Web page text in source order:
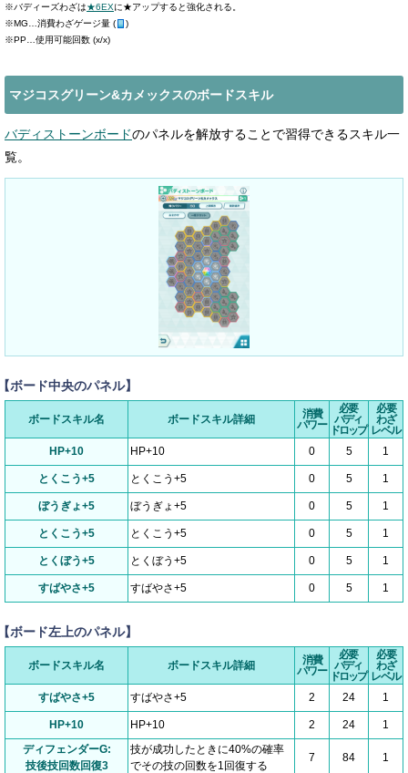
※バディーズわざは★6EXに★アップすると強化される。
※MG…消費わざゲージ量 (
)
※PP…使用可能回数 (x/x)
マジコスグリーン&カメックスのボードスキル
バディストーンボードのパネルを解放することで習得できるスキル一
覧。
ボード中央のパネル】
ボードスキル名 ボードスキル詳細
消費
パワー
必要
バディ
ドロップ
必要
わざ
レベル
HP+10
HP+10 0 5 1
とくこう+5 とくこう+5 0 5 1
ぼうぎょ+5 ぼうぎょ+5 0 5 1
とくこう+5 とくこう+5 0 5 1
とくぼう+5 とくぼう+5 0 5 1
すばやさ+5 すばやさ+5 0 5 1
ボード左上のパネル】
ボードスキル名 ボードスキル詳細
消費
パワー
必要
バディ
ドロップ
必要
わざ
レベル
すばやさ+5
すばやさ+5 2 24 1
HP+10 HP+10 2 24
1
ディフェンダーG:
技後技回数回復3
技が成功したときに40%の確率
でその技の回数を1回復する
7 84 1